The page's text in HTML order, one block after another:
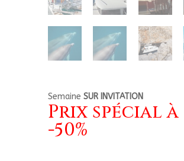
Semaine SUR INVITATION
Prix spécial à
-50%